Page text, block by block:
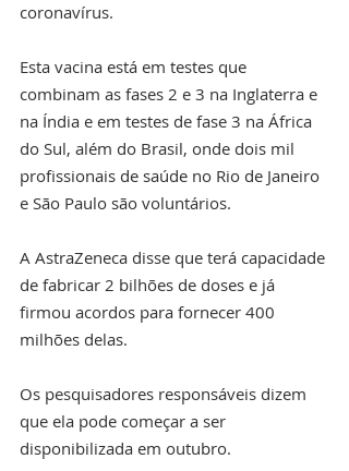
coronavírus.
Esta vacina está em testes que
combinam as fases 2 e 3 na Inglaterra e
na Índia e em testes de fase 3 na África
do Sul, além do Brasil, onde dois mil
profissionais de saúde no Rio de Janeiro
e São Paulo são voluntários.
A AstraZeneca disse que terá capacidade
de fabricar 2 bilhões de doses e já
firmou acordos para fornecer 400
milhões delas.
Os pesquisadores responsáveis dizem
que ela pode começar a ser
disponibilizada em outubro.